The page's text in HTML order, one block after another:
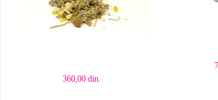
Dodaj u korpu
360,00 din.